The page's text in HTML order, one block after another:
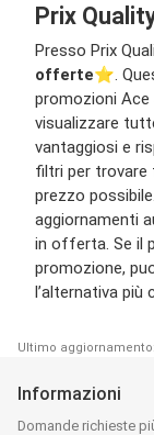
Prix
Presso Prix
offerte⭐️.
promozioni Ace
visualizzare
vantaggiosi e
filtri per trovare
prezzo
aggiornamenti
in offerta. Se il
promozione,
l’alternativa più
Ultimo
Informazioni
Domande richieste